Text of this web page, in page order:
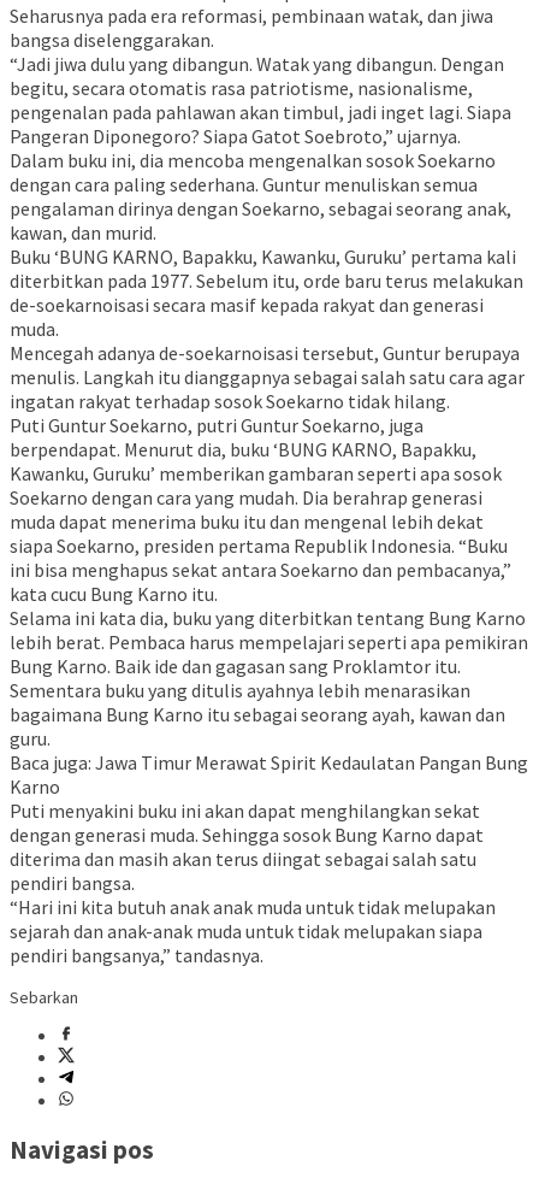
Seharusnya pada era reformasi, pembinaan watak, dan jiwa
bangsa diselenggarakan.
“Jadi jiwa dulu yang dibangun. Watak yang dibangun. Dengan
begitu, secara otomatis rasa patriotisme, nasionalisme,
pengenalan pada pahlawan akan timbul, jadi inget lagi. Siapa
Pangeran Diponegoro? Siapa Gatot Soebroto,” ujarnya.
Dalam buku ini, dia mencoba mengenalkan sosok Soekarno
dengan cara paling sederhana. Guntur menuliskan semua
pengalaman dirinya dengan Soekarno, sebagai seorang anak,
kawan, dan murid.
Buku ‘BUNG KARNO, Bapakku, Kawanku, Guruku’ pertama kali
diterbitkan pada 1977. Sebelum itu, orde baru terus melakukan
de-soekarnoisasi secara masif kepada rakyat dan generasi
muda.
Mencegah adanya de-soekarnoisasi tersebut, Guntur berupaya
menulis. Langkah itu dianggapnya sebagai salah satu cara agar
ingatan rakyat terhadap sosok Soekarno tidak hilang.
Puti Guntur Soekarno, putri Guntur Soekarno, juga
berpendapat. Menurut dia, buku ‘BUNG KARNO, Bapakku,
Kawanku, Guruku’ memberikan gambaran seperti apa sosok
Soekarno dengan cara yang mudah. Dia berahrap generasi
muda dapat menerima buku itu dan mengenal lebih dekat
siapa Soekarno, presiden pertama Republik Indonesia. “Buku
ini bisa menghapus sekat antara Soekarno dan pembacanya,”
kata cucu Bung Karno itu.
Selama ini kata dia, buku yang diterbitkan tentang Bung Karno
lebih berat. Pembaca harus mempelajari seperti apa pemikiran
Bung Karno. Baik ide dan gagasan sang Proklamtor itu.
Sementara buku yang ditulis ayahnya lebih menarasikan
bagaimana Bung Karno itu sebagai seorang ayah, kawan dan
guru.
Baca juga: Jawa Timur Merawat Spirit Kedaulatan Pangan Bung
Karno
Puti menyakini buku ini akan dapat menghilangkan sekat
dengan generasi muda. Sehingga sosok Bung Karno dapat
diterima dan masih akan terus diingat sebagai salah satu
pendiri bangsa.
“Hari ini kita butuh anak anak muda untuk tidak melupakan
sejarah dan anak-anak muda untuk tidak melupakan siapa
pendiri bangsanya,” tandasnya.
Sebarkan
Navigasi pos